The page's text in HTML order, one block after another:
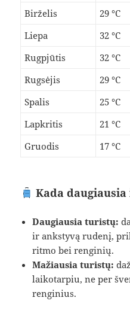
Birželis
29 °C
Liepa
32 °C
Rugpjūtis
32 °C
Rugsėjis
29 °C
Spalis
25 °C
Lapkritis
21 °C
Gruodis
17 °C
Kada
Daugiausia turistų:
ir ankstyvą rudenį,
ritmo bei renginių.
Mažiausia turistų:
laikotarpiu, ne per
renginius.